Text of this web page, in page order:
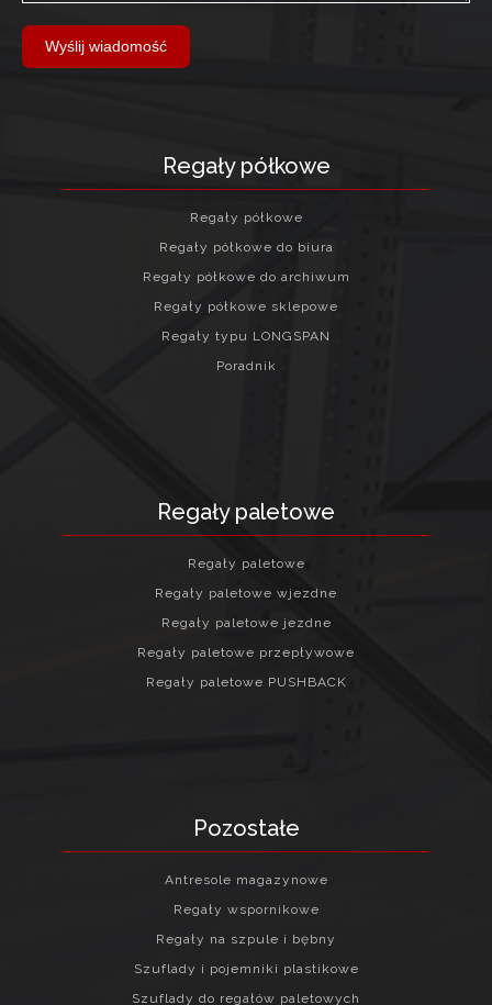
Wyślij wiadomość
Regały półkowe
Regały półkowe
Regały półkowe do biura
Regały półkowe do archiwum
Regały półkowe sklepowe
Regały typu LONGSPAN
Poradnik
Regały paletowe
Regały paletowe
Regały paletowe wjezdne
Regały paletowe jezdne
Regały paletowe przepływowe
Regały paletowe PUSHBACK
Pozostałe
Antresole magazynowe
Regały wspornikowe
Regały na szpule i bębny
Szuflady i pojemniki plastikowe
Szuflady do regałów paletowych